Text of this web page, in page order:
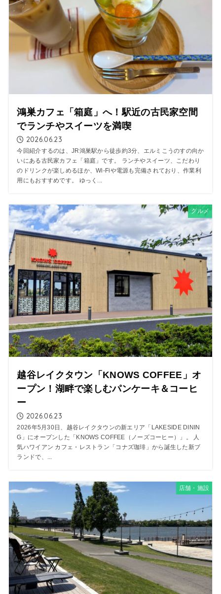
鴻巣カフェ「箱庭」へ！駅近の古民家空間
でランチやスイーツを満喫
2026.06.23
今回紹介するのは、JR鴻巣駅から徒歩約3分、エルミこうのすの向か
いにある古民家カフェ「箱庭」です。 ランチやスイーツ、こだわり
のドリンクが楽しめるほか、Wi-Fiや電源も完備されており、作業利
用にもおすすめです。 ゆっく...
グルメ
越谷レイクタウン「KNOWS COFFEE」オ
ープン！湖畔で楽しむパンケーキ＆コーヒ
ー
2026.06.23
2026年5月30日、越谷レイクタウンの新エリア「LAKESIDE DININ
G」にオープンした「KNOWS COFFEE（ノーズコーヒー）」。 人
気ハワイアン カフェ・レストラン「コナズ珈琲」から誕生した新ブ
ランドで、...
店舗・施設